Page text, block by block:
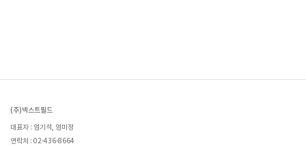
(주)넥스트필드
대표자 : 엄기석, 엄미정
연락처 : 02-436-8664